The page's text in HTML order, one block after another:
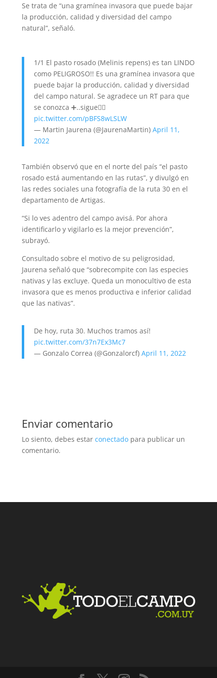
Se trata de “una gramínea invasora que puede bajar
la producción, calidad y diversidad del campo
natural”, señaló.
1/1 El pasto rosado (Melinis repens) es tan LINDO
como PELIGROSO!! Es una gramínea invasora que
puede bajar la producción, calidad y diversidad
del campo natural. Se agradece un RT para que
se conozca ➕..sigue👇🏼
pic.twitter.com/pBFS8wLSLW
— Martin Jaurena (@JaurenaMartin) April 11,
2022
También observó que en el norte del país “el pasto
rosado está aumentando en las rutas”, y divulgó en
las redes sociales una fotografía de la ruta 30 en el
departamento de Artigas.
“Si lo ves adentro del campo avisá. Por ahora
identificarlo y vigilarlo es la mejor prevención”,
subrayó.
Consultado sobre el motivo de su peligrosidad,
Jaurena señaló que “sobrecompite con las especies
nativas y las excluye. Queda un monocultivo de esta
invasora que es menos productiva e inferior calidad
que las nativas”.
De hoy, ruta 30. Muchos tramos así!
pic.twitter.com/37n7Ex3Mc7
— Gonzalo Correa (@Gonzalorcf) April 11, 2022
Enviar comentario
Lo siento, debes estar conectadopara publicar un
comentario.
Facebook